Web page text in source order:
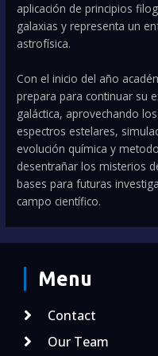
aplicación de principios
galaxias y representa un
astrofísica.
Con el inicio del año
prepara para continuar su
galáctica, aprovechando
espectros estelares,
evolución química y
desentrañar los misterios
bases para futuras
campo científico.
Menu
Contact
Our Team